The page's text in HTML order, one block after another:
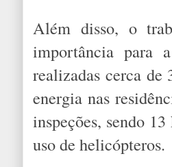
Além disso, o
importância para
realizadas cerca
energia nas
inspeções, sendo
uso de helicópteros.